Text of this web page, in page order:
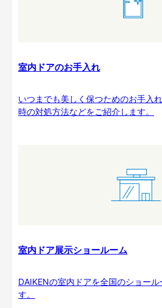
室内ドアのお手入れ
いつまでも美しく保つためのお手入
時の対処方法などをご紹介します。
室内ドア展示ショールーム
DAIKENの室内ドアを全国のショー
す。